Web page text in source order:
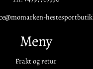
Meny
Frakt og retur